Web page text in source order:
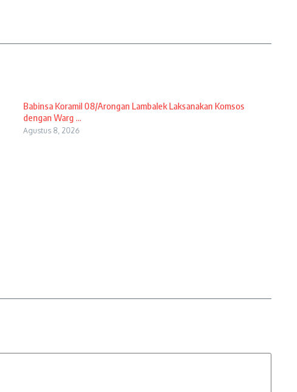
Babinsa Koramil 08/Arongan Lambalek Laksanakan Komsos
dengan Warg ...
Agustus 8, 2026